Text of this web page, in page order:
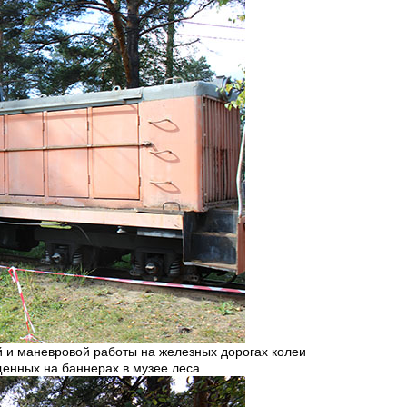
и маневровой работы на железных дорогах колеи
на баннерах в музее леса.